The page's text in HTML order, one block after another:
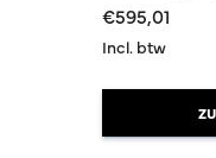
€595,01
Incl. btw